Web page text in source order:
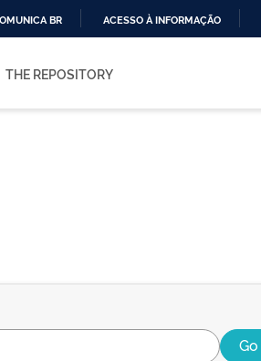
O
BR ACESSO À INFORMAÇÃO
THE REPOSITORY